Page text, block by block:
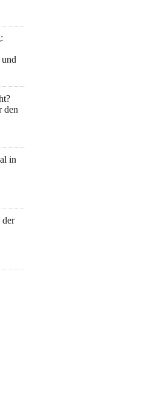
den
in
der